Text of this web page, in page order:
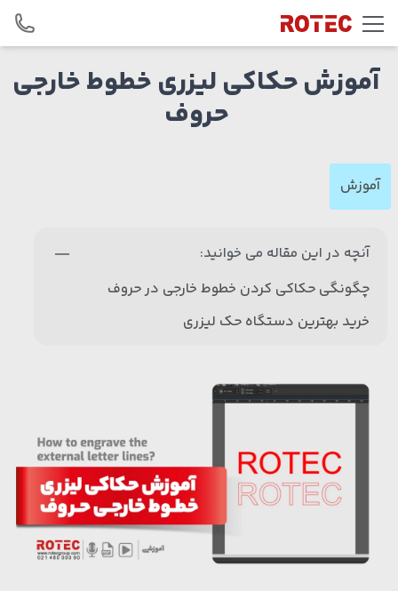
Skip to content
آموزش حکاکی لیزری خطوط خارجی
حروف
آموزش
آنچه در این مقاله می خوانید:
چگونگی حکاکی کردن خطوط خارجی در حروف
خرید بهترین دستگاه حک لیزری